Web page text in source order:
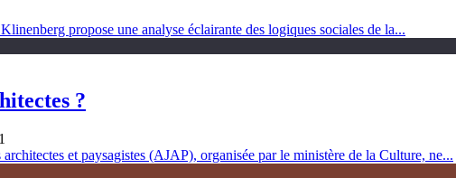
propose une analyse éclairante des logiques sociales de la...
?
et paysagistes (AJAP), organisée par le ministère de la Culture, ne...